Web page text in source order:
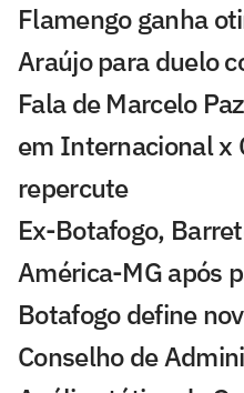
Flamengo ganha
Araújo para duelo
Fala de Marcelo
em Internacional x
repercute
Ex-Botafogo,
América-MG após
Botafogo define
Conselho de